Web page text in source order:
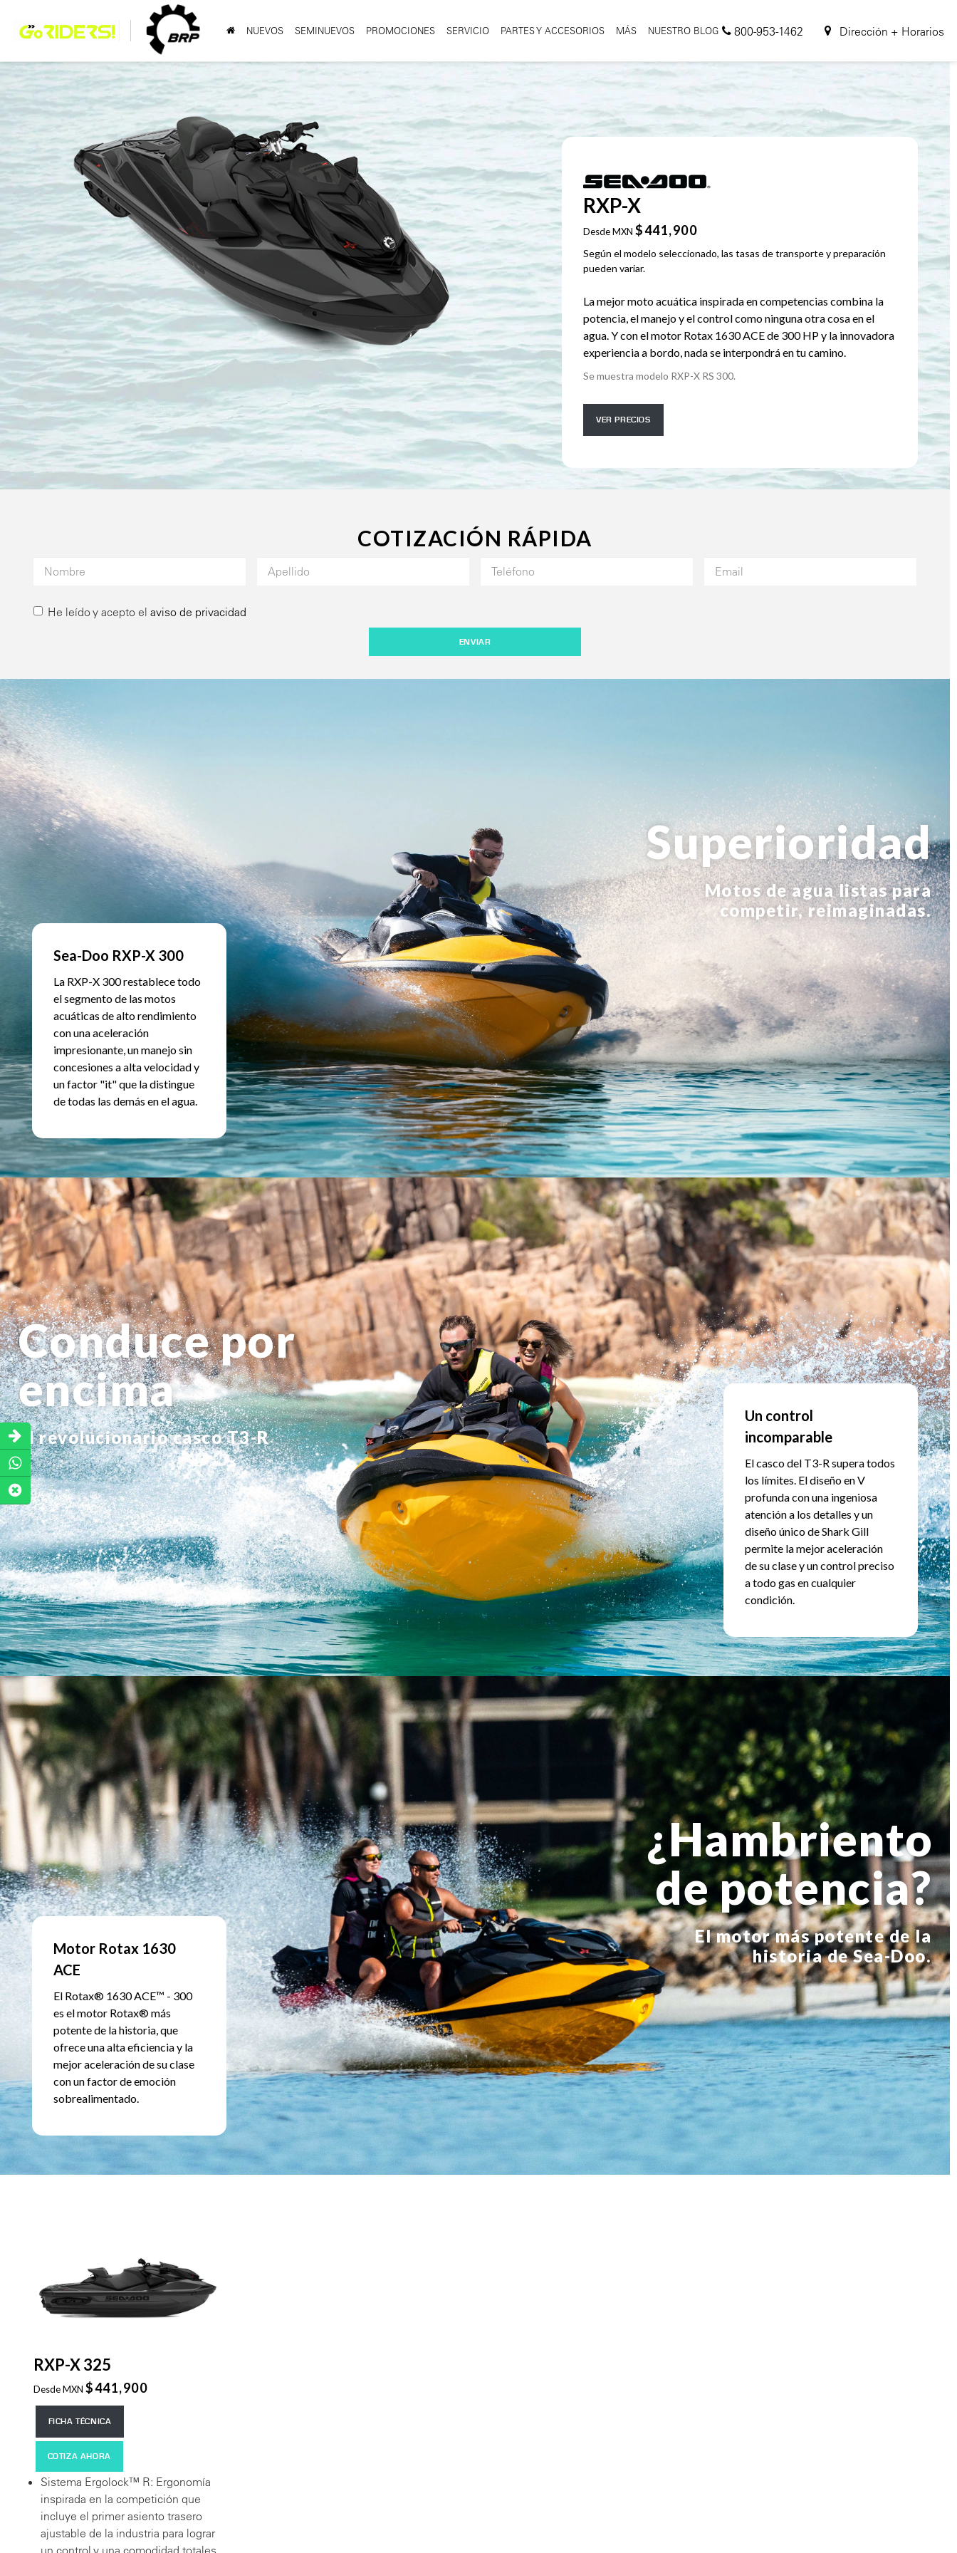
800-953-1462 Dirección + Horarios
NUEVOS SEMINUEVOS PROMOCIONES SERVICIO PARTES Y ACCESORIOS MÁS NUESTRO BLOG
RXP-X
Desde MXN $441,900
Según el modelo seleccionado, las tasas de transporte y preparación
pueden variar.
La mejor moto acuática inspirada en competencias combina la
potencia, el manejo y el control como ninguna otra cosa en el
agua. Y con el motor Rotax 1630 ACE de 300 HP y la innovadora
experiencia a bordo, nada se interpondrá en tu camino.
Se muestra modelo RXP-X RS 300.
VER PRECIOS
COTIZACIÓN RÁPIDA
He leído y acepto el aviso de privacidad
Superioridad
Motos de agua listas para
competir, reimaginadas.
Sea-Doo RXP-X 300
La RXP-X 300 restablece todo
el segmento de las motos
acuáticas de alto rendimiento
con una aceleración
impresionante, un manejo sin
concesiones a alta velocidad y
un factor "it" que la distingue
de todas las demás en el agua.
Conduce por
encima
El revolucionario casco T3-R
Un control
incomparable
El casco del T3-R supera todos
los límites. El diseño en V
profunda con una ingeniosa
atención a los detalles y un
diseño único de Shark Gill
permite la mejor aceleración
de su clase y un control preciso
a todo gas en cualquier
condición.
¿Hambriento
de potencia?
El motor más potente de la
historia de Sea-Doo.
Motor Rotax 1630
ACE
El Rotax® 1630 ACE™ - 300
es el motor Rotax® más
potente de la historia, que
ofrece una alta eficiencia y la
mejor aceleración de su clase
con un factor de emoción
sobrealimentado.
RXP-X 325
Desde MXN $441,900
FICHA TÉCNICA
COTIZA AHORA
Sistema Ergolock™ R: Ergonomía
inspirada en la competición que
incluye el primer asiento trasero
ajustable de la industria para lograr